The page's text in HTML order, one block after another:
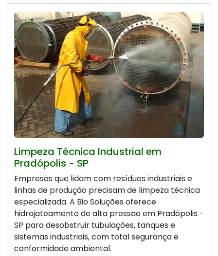
Limpeza Técnica Industrial em
Pradópolis - SP
Empresas que lidam com resíduos industriais e
linhas de produção precisam de limpeza técnica
especializada. A Bio Soluções oferece
hidrojateamento de alta pressão em Pradópolis -
SP para desobstruir tubulações, tanques e
sistemas industriais, com total segurança e
conformidade ambiental.